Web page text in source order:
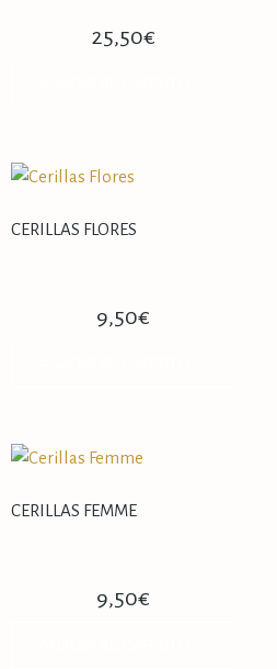
25,50€
CERILLAS FLORES
9,50€
CERILLAS FEMME
9,50€